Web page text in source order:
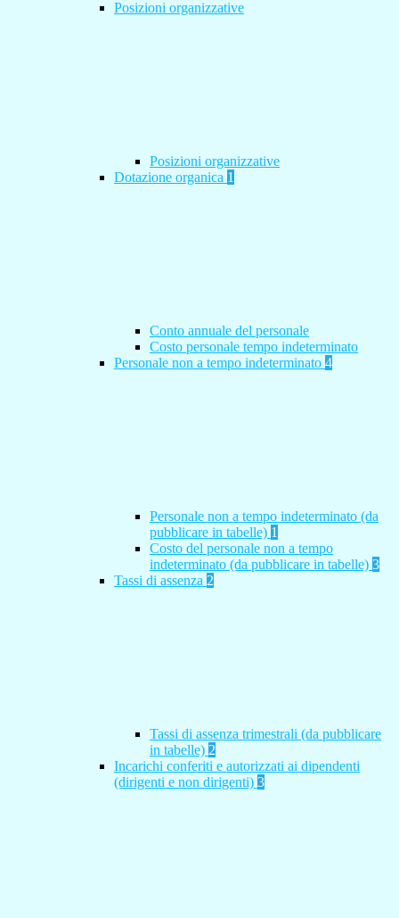
Posizioni organizzative
Posizioni organizzative
Dotazione organica 1
Conto annuale del personale
Costo personale tempo indeterminato
Personale non a tempo indeterminato 4
Personale non a tempo indeterminato (da
pubblicare in tabelle) 1
Costo del personale non a tempo
indeterminato (da pubblicare in tabelle) 3
Tassi di assenza 2
Tassi di assenza trimestrali (da pubblicare
in tabelle) 2
Incarichi conferiti e autorizzati ai dipendenti
(dirigenti e non dirigenti) 3